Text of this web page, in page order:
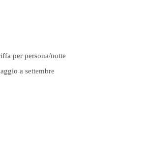
per persona/notte
a settembre